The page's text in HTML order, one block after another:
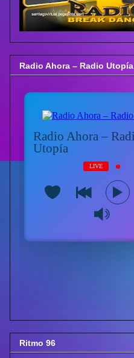
Radio Ahora – Radio Utopía
Ritmo 96